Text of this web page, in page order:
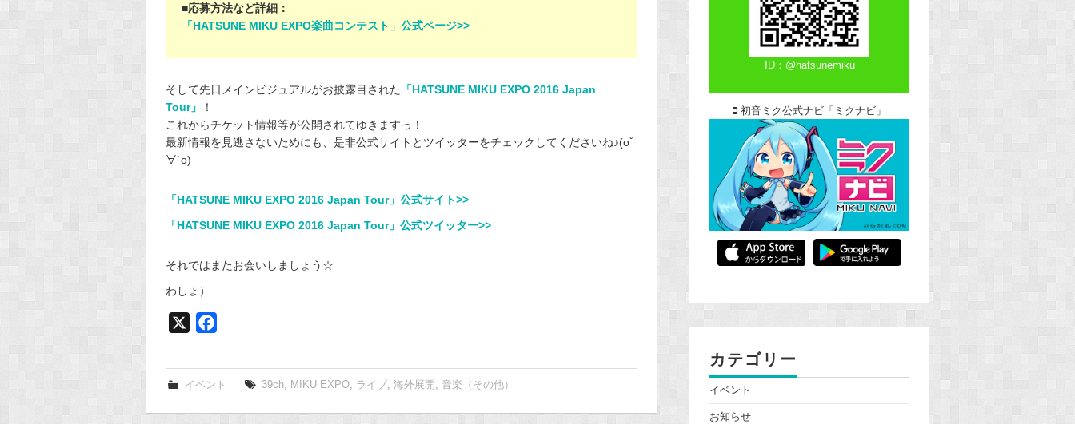
■応募方法など詳細：
「HATSUNE MIKU EXPO楽曲コンテスト」公式ページ>>
そして先日メインビジュアルがお披露目された
「HATSUNE MIKU EXPO 2016 Japan
Tour」
！
これからチケット情報等が公開されてゆきますっ！
最新情報を見逃さないためにも、是非公式サイトとツイッターをチェックしてくださいね♪(oﾟ
∀`o)
「HATSUNE MIKU EXPO 2016 Japan Tour」公式サイト>>
「HATSUNE MIKU EXPO 2016 Japan Tour」公式ツイッター>>
それではまたお会いしましょう☆
わしょ）
e
イベント 39ch MIKU EXPO ライブ ,海外展開 ,音楽（その他）
ID：@hatsunemiku
初音ミク公式ナビ「ミクナビ」
カテゴリー
イベント
お知らせ